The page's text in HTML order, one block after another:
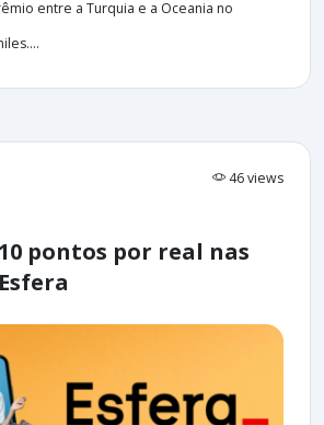
entre a Turquia e a Oceania no
46 views
pontos por real nas